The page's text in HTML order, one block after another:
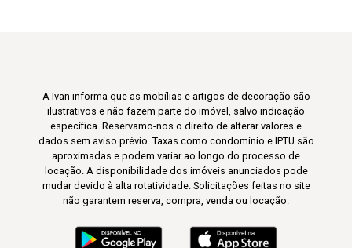
A Ivan informa que as mobílias e artigos de decoração são
ilustrativos e não fazem parte do imóvel, salvo indicação
específica. Reservamo-nos o direito de alterar valores e
dados sem aviso prévio. Taxas como condomínio e IPTU são
aproximadas e podem variar ao longo do processo de
locação. A disponibilidade dos imóveis anunciados pode
mudar devido à alta rotatividade. Solicitações feitas no site
não garantem reserva, compra, venda ou locação.